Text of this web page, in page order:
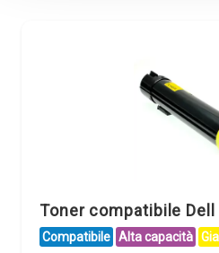
Toner compatibile Dell
Compatibile Alta capacità